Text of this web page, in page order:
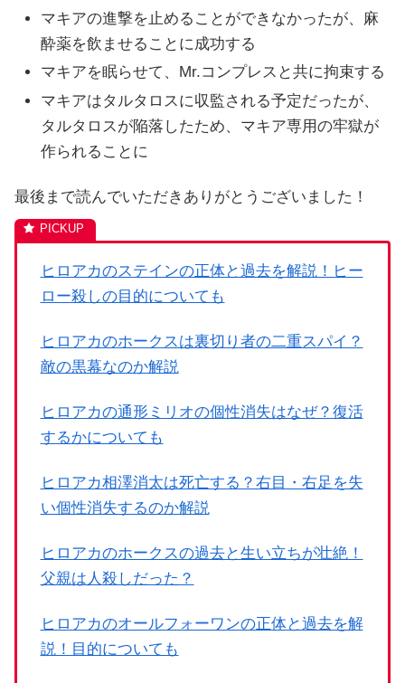
マキアの進撃を止めることができなかったが、麻
酔薬を飲ませることに成功する
マキアを眠らせて、Mr.コンプレスと共に拘束する
マキアはタルタロスに収監される予定だったが、
タルタロスが陥落したため、マキア専用の牢獄が
作られることに
最後まで読んでいただきありがとうございました！
ヒロアカのステインの正体と過去を解説！ヒー
ロー殺しの目的についても
ヒロアカのホークスは裏切り者の二重スパイ？
敵の黒幕なのか解説
ヒロアカの通形ミリオの個性消失はなぜ？復活
するかについても
ヒロアカ相澤消太は死亡する？右目・右足を失
い個性消失するのか解説
ヒロアカのホークスの過去と生い立ちが壮絶！
父親は人殺しだった？
ヒロアカのオールフォーワンの正体と過去を解
説！目的についても